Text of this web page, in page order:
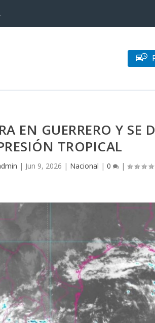
EN GUERRERO Y SE
TROPICAL
| Jun 9, 2026 | Nacional | 0 |